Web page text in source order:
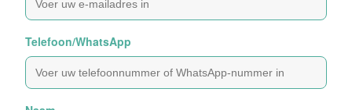
Telefoon/WhatsApp